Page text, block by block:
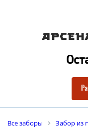
Все заборы
Забор из